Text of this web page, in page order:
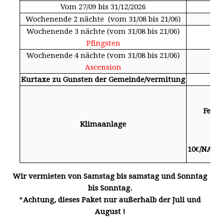
Vom 27/09 bis 31/12/2026
Wochenende 2 nächte (vom 31/08 bis 21/06)
Wochenende 3 nächte (vom 31/08 bis 21/06)
Pfingsten
Wochenende 4 nächte (vom 31/08 bis 21/06)
Ascension
Kurtaxe zu Gunsten der Gemeinde/vermitung
Klimaanlage
10€/
Wir vermieten von Samstag bis samstag und Sonntag
bis Sonntag.
*Achtung, dieses Paket nur außerhalb der Juli und
August !